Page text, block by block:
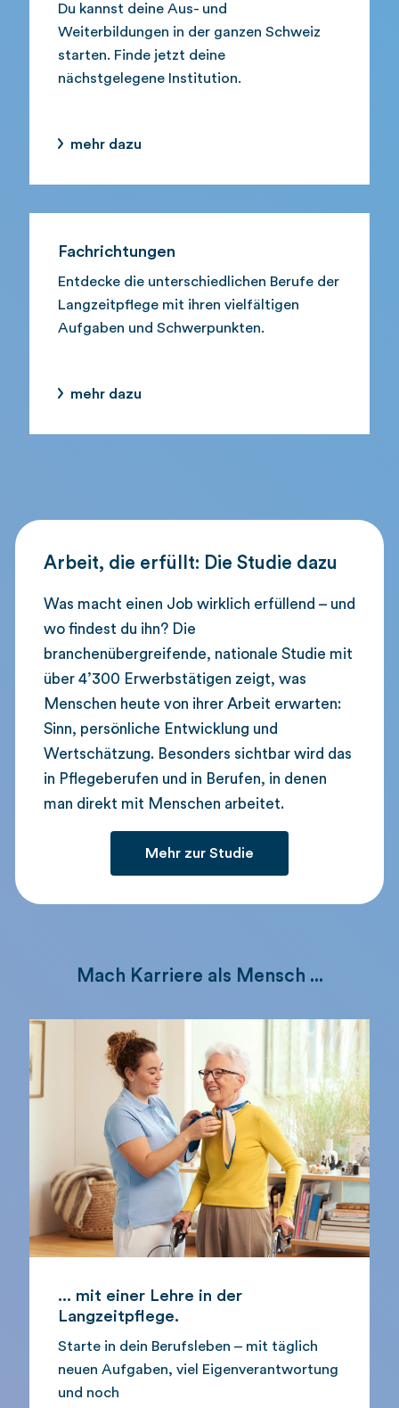
Du kannst deine Aus- und
Weiterbildungen in der ganzen Schweiz
starten. Finde jetzt deine
nächstgelegene Institution.
mehr dazu
Fachrichtungen
Entdecke die unterschiedlichen Berufe der
Langzeitpflege mit ihren vielfältigen
Aufgaben und Schwerpunkten.
mehr dazu
Arbeit, die erfüllt: Die Studie dazu
Was macht einen Job wirklich erfüllend – und
wo findest du ihn? Die
branchenübergreifende, nationale Studie mit
über 4’300 Erwerbstätigen zeigt, was
Menschen heute von ihrer Arbeit erwarten:
Sinn, persönliche Entwicklung und
Wertschätzung. Besonders sichtbar wird das
in Pflegeberufen und in Berufen, in denen
man direkt mit Menschen arbeitet.
Mehr zur Studie
Mach Karriere als Mensch ...
... mit einer Lehre in der
Langzeitpflege.
Starte in dein Berufsleben – mit täglich
neuen Aufgaben, viel Eigenverantwortung
und noch